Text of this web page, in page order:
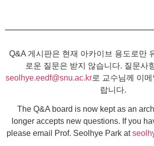
Q&A 게시판은 현재 아카이브 용도로만
로운 질문은 받지 않습니다. 질문사
seolhye.eedf@snu.ac.kr로 교수님께 이
랍니다.
The Q&A board is now kept as an
longer accepts new questions. If you
please email Prof. Seolhye Park at